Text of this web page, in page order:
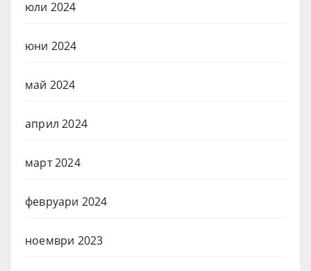
юли 2024
юни 2024
май 2024
април 2024
март 2024
февруари 2024
ноември 2023